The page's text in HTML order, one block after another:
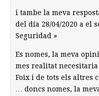
i tambe la meva
del día 28/04/2020 a
Seguridad »
Es nomes, la meva
mes realitat
Foix i de tots els altres
… doncs nomes, la